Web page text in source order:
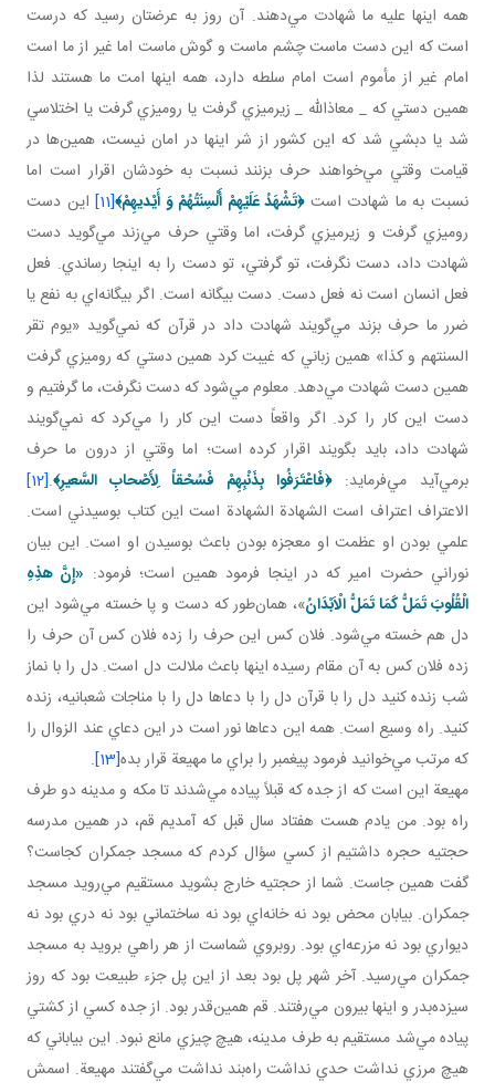
همه اينها عليه ما شهادت مي‌دهند. آن روز به عرضتان رسيد که درست
است که اين دست ماست چشم ماست و گوش ماست اما غير از ما است
امام غير از مأموم است امام سلطه دارد، همه اينها امت ما هستند لذا
همين دستي که _ معاذالله _ زيرميزي گرفت يا روميزي گرفت يا اختلاسي
شد يا دبشي شد که اين کشور از شر اينها در امان نيست، همين‌ها در
قيامت وقتي مي‌خواهند حرف بزنند نسبت به خودشان اقرار است اما
نسبت به ما شهادت است﴿تَشْهَدُ عَلَيْهِمْ أَلْسِنَتُهُمْ وَ أَيْديهِمْ﴾[11] اين دست
روميزي گرفت و زيرميزي گرفت، اما وقتي حرف مي‌زند مي‌گويد دست
شهادت داد، دست نگرفت، تو گرفتي، تو دست را به اينجا رساندي. فعل
فعل انسان است نه فعل دست. دست بيگانه است. اگر بيگانه‌اي به نفع يا
ضرر ما حرف بزند مي‌گويند شهادت داد در قرآن که نمي‌گويد «يوم تقر
السنتهم و کذا» همين زباني که غيبت کرد همين دستي که روميزي گرفت
همين دست شهادت مي‌دهد. معلوم مي‌شود که دست نگرفت، ما گرفتيم و
دست اين کار را کرد. اگر واقعاً دست اين کار را مي‌کرد که نمي‌گويند
شهادت داد، بايد بگويند اقرار کرده است؛ اما وقتي از درون ما حرف
برمي‌آيد مي‌فرمايد:﴿فَاعْتَرَفُوا بِذَنْبِهِمْ فَسُحْقاً لِأَصْحابِ السَّعيرِ﴾.
[12]
الاعتراف اعتراف است الشهادة الشهادة است اين کتاب بوسيدني است.
علمي بودن او عظمت او معجزه بودن باعث بوسيدن او است. اين بيان
نوراني حضرت امير که در اينجا فرمود همين است؛ فرمود: «إِنَّ هذِهِ
الْقُلُوبَ تَمَلُّ كَمَا تَمَلُّ الْاَبْدَانُ»، همان‌طور که دست و پا خسته مي‌شود اين
دل هم خسته مي‌شود. فلان کس اين حرف را زده فلان کس آن حرف را
زده فلان کس به آن مقام رسيده اينها باعث ملالت دل است. دل را با نماز
شب زنده کنيد دل را با قرآن دل را با دعاها دل را با مناجات شعبانيه، زنده
کنيد. راه وسيع است. همه اين دعاها نور است در اين دعاي عند الزوال را
که مرتب مي‌خوانيد فرمود پيغمبر را براي ما مهيعة قرار بده[13]
.
مهيعة اين است که از جده که قبلاً پياده مي‌شدند تا مکه و مدينه دو طرف
راه بود. من يادم هست هفتاد سال قبل که آمديم قم، در همين مدرسه
حجتيه حجره داشتيم از کسي سؤال کردم که مسجد جمکران کجاست؟
گفت همين جاست. شما از حجتيه خارج بشويد مستقيم مي‌رويد مسجد
جمکران. بيابان محض بود نه خانه‌اي بود نه ساختماني بود نه دري بود نه
ديواري بود نه مزرعه‌اي بود. روبروي شماست از هر راهي برويد به مسجد
جمکران مي‌رسيد. آخر شهر پل بود بعد از اين پل جزء طبيعت بود که روز
سيزده‌بدر و اينها بيرون مي‌رفتند. قم همين‌قدر بود. از جده کسي از کشتي
پياده مي‌شد مستقيم به طرف مدينه، هيچ چيزي مانع نبود. اين بياباني که
هيچ مرزي نداشت حدي نداشت راه‌بند نداشت مي‌گفتند مهيعة. اسمش